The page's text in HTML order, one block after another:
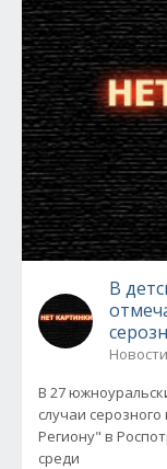
В
Новости
В 27
случаи
Региону" в
среди